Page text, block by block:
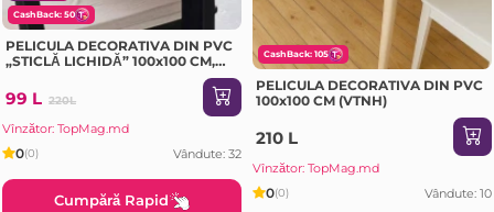
CashBack: 50
PELICULA DECORATIVA DIN PVC
„STICLĂ LICHIDĂ” 100x100 CM,
99 L 220L
Vînzător: TopMag.md
0(0) Vândute: 32
Cumpără Rapid
CashBack: 105
PELICULA DECORATIVA DIN PVC
100x100 CM (VTNH)
210 L
Vînzător: TopMag.md
0(0) Vândute: 10